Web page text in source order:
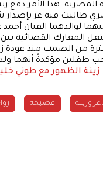
المصرية. هذا الأمر دفع
طالبت فيه عز بإصدار
لوالدهما الفنان
المعارك القضائية
من الصمت منذ عودة
طفلين مؤكدةً أنهما
زينة الظهور مع طوني
وزينة فضيحة